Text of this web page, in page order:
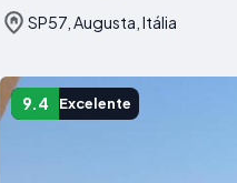
SP57, Augusta, Itália
9.4 Excelente